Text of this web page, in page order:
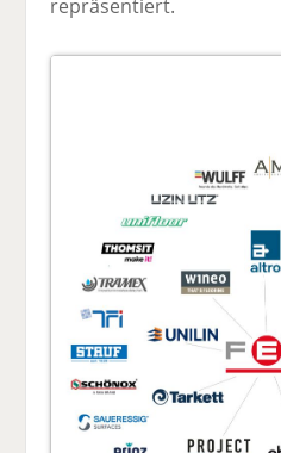
repräsentiert.